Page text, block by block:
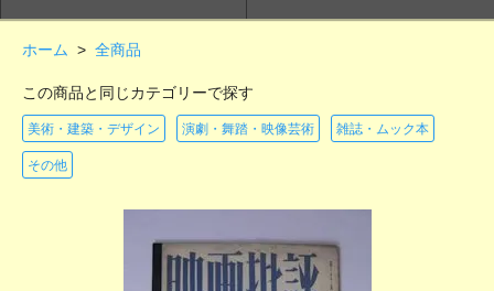
ホーム > 全商品
この商品と同じカテゴリーで探す
美術・建築・デザイン 演劇・舞踏・映像芸術 雑誌・ムック本
その他